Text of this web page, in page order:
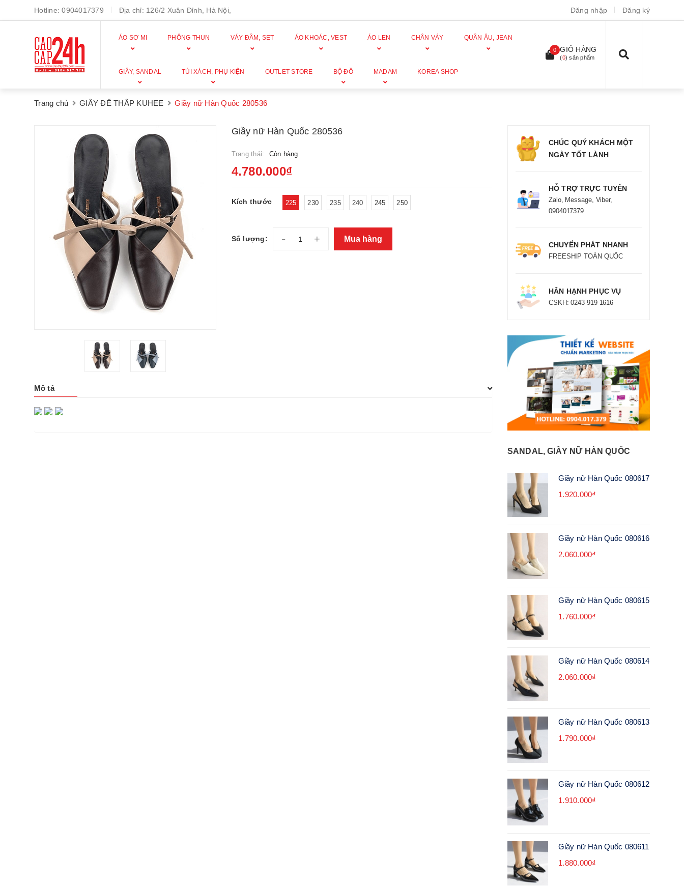
Hotline:0904017379 Địa chỉ: 126/2 Xuân Đỉnh, Hà Nội, Đăng nhập Đăng ký
ÁO SƠ MI PHÔNG THUN VÁY ĐẦM, SET ÁO KHOÁC, VEST ÁO LEN CHÂN VÁY QUẦN ÂU, JEAN
GIẦY, SANDAL TÚI XÁCH, PHỤ KIỆN OUTLET STORE BỘ ĐỒ MADAM KOREA SHOP
0 GIỎ HÀNG
(0) sản phẩm
Trang chủ GIẦY ĐẾ THẤP KUHEE Giầy nữ Hàn Quốc 280536
Giầy nữ Hàn Quốc 280536
Trạng thái: Còn hàng
4.780.000₫
Kích thước 225 230 235 240 245 250
Số lượng: - + Mua hàng
Mô tả
CHÚC QUÝ KHÁCH MỘT
NGÀY TỐT LÀNH
HỖ TRỢ TRỰC TUYẾN
Zalo, Message, Viber,
0904017379
CHUYỂN PHÁT NHANH
FREESHIP TOÀN QUỐC
HÂN HẠNH PHỤC VỤ
CSKH: 0243 919 1616
SANDAL, GIẦY NỮ HÀN QUỐC
Giầy nữ Hàn Quốc 080617
1.920.000₫
Giầy nữ Hàn Quốc 080616
2.060.000₫
Giầy nữ Hàn Quốc 080615
1.760.000₫
Giầy nữ Hàn Quốc 080614
2.060.000₫
Giầy nữ Hàn Quốc 080613
1.790.000₫
Giầy nữ Hàn Quốc 080612
1.910.000₫
Giầy nữ Hàn Quốc 080611
1.880.000₫